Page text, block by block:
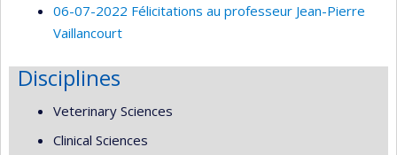
06-07-2022 Félicitations au professeur Jean-Pierre
Vaillancourt
Disciplines
Veterinary Sciences
Clinical Sciences